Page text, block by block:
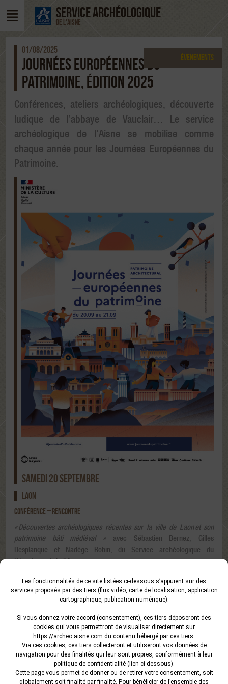
Les fonctionnalités de ce site listées ci-dessous s’appuient sur des
services proposés par des tiers (flux vidéo, carte de localisation, application
cartographique, publication numérique).
Si vous donnez votre accord (consentement), ces tiers déposeront des
cookies qui vous permettront de visualiser directement sur
https://archeo.aisne.com du contenu hébergé par ces tiers.
Via ces cookies, ces tiers collecteront et utiliseront vos données de
navigation pour des finalités qui leur sont propres, conformément à leur
politique de confidentialité (lien ci-dessous).
Cette page vous permet de donner ou de retirer votre consentement, soit
globalement soit finalité par finalité. Pour bénéficier de l’ensemble des
SERVICE ARCHÉOLOGIQUE
DE L'AISNE
01/08/2025
JOURNÉES EUROPÉENNES DU
PATRIMOINE, ÉDITION 2025
Évenements
Conférences, ateliers archéologiques, découverte
ludique de l’abbaye de Vauclair… Le service
archéologique de l’Aisne se mobilise comme
chaque année pour les Journées Européennes du
Patrimoine.
SAMEDI 20 SEPTEMBRE
LAON
CONFÉRENCE – RENCONTRE
« Découvertes archéologiques récentes sur la ville de Laon et son
patrimoine bâti médiéval » avec Sébastien Bernez, Gilles
Desplanque et Nadège Robin, du Service archéologique du
Département de l’Aisne.
Depuis 2022, le service archéologique du Département de l’Aisne a
réalisé plusieurs opérations archéologiques sur la ville haute de
Laon : Place du Général Leclerc, « remparts Saint-Martin – Saint-
Mortagne, Place Aubry… Ces interventions apportent un nouvel
éclairage sur l’histoire de la ville depuis l’Antiquité, ainsi que sur son
patrimoine bâti médiéval. À l’occasion des JEP 2025, les
archéologues du Département vous invitent à une rencontre autour
de l’actualité de la recherche archéologique à Laon, avec une
conférence illustrée sur les résultats récents et un temps